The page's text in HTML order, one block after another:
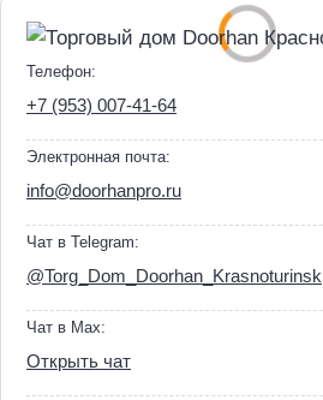
Телефон:
+7 (953) 007-41-64
Электронная почта:
info@doorhanpro.ru
Чат в Telegram:
@Torg_Dom_Doorhan_Krasnoturinsk
Чат в Max:
Открыть чат